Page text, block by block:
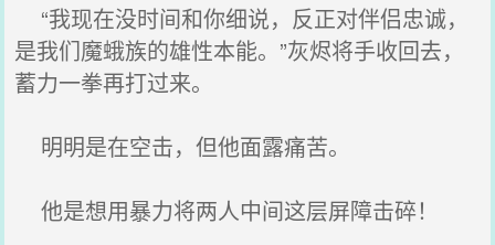
“我现在没时间和你细说，反正对伴侣忠诚，
是我们魔蛾族的雄性本能。”灰烬将手收回去，
蓄力一拳再打过来。
明明是在空击，但他面露痛苦。
他是想用暴力将两人中间这层屏障击碎！